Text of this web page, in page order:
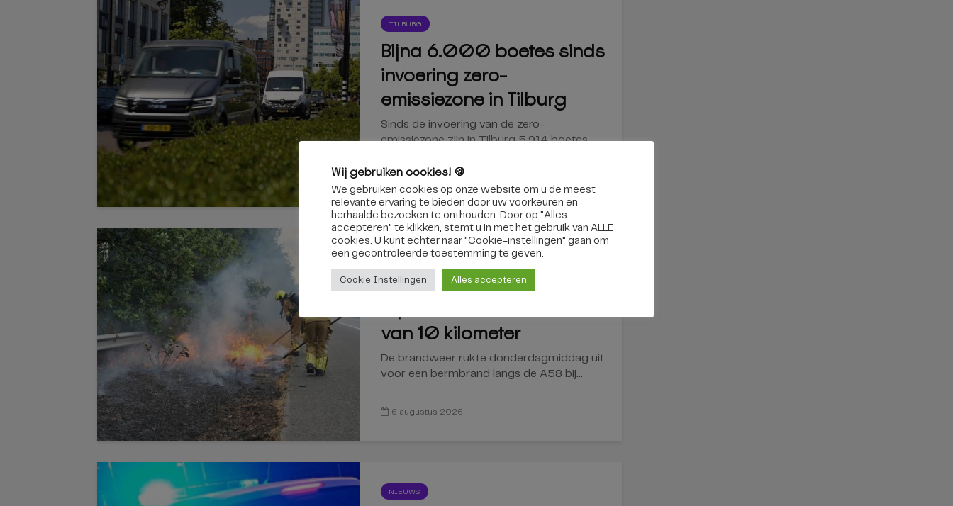
TILBURG
Bijna 6.000 boetes sinds
invoering zero-
emissiezone in Tilburg
Sinds de invoering van de zero-
emissiezone zijn in Tilburg 5.914 boetes...
6 augustus 2026
GILZE EN RIJEN
Flinke bermbrand op A58
van 10 kilometer
De brandweer rukte donderdagmiddag uit
voor een bermbrand langs de A58 bij...
6 augustus 2026
NIEUWS
Wij gebruiken cookies! 🍪
We gebruiken cookies op onze website om u de meest
relevante ervaring te bieden door uw voorkeuren en
herhaalde bezoeken te onthouden. Door op "Alles
accepteren" te klikken, stemt u in met het gebruik van ALLE
cookies. U kunt echter naar "Cookie-instellingen" gaan om
een ​​gecontroleerde toestemming te geven.
Cookie Instellingen Alles accepteren